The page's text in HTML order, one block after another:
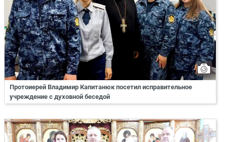
Протоиерей Владимир Капитанюк посетил исправительное
учреждение с духовной беседой